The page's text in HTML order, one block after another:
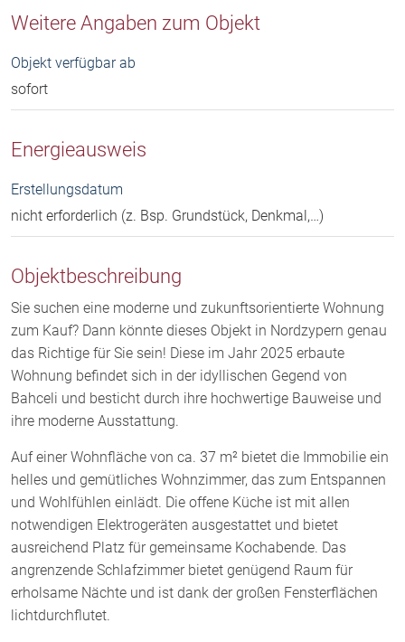
Weitere Angaben zum Objekt
Objekt verfügbar ab
sofort
Energieausweis
Erstellungsdatum
nicht erforderlich (z. Bsp. Grundstück, Denkmal,…)
Objektbeschreibung
Sie suchen eine moderne und zukunftsorientierte Wohnung
zum Kauf? Dann könnte dieses Objekt in Nordzypern genau
das Richtige für Sie sein! Diese im Jahr 2025 erbaute
Wohnung befindet sich in der idyllischen Gegend von
Bahceli und besticht durch ihre hochwertige Bauweise und
ihre moderne Ausstattung.
Auf einer Wohnfläche von ca. 37 m² bietet die Immobilie ein
helles und gemütliches Wohnzimmer, das zum Entspannen
und Wohlfühlen einlädt. Die offene Küche ist mit allen
notwendigen Elektrogeräten ausgestattet und bietet
ausreichend Platz für gemeinsame Kochabende. Das
angrenzende Schlafzimmer bietet genügend Raum für
erholsame Nächte und ist dank der großen Fensterflächen
lichtdurchflutet.